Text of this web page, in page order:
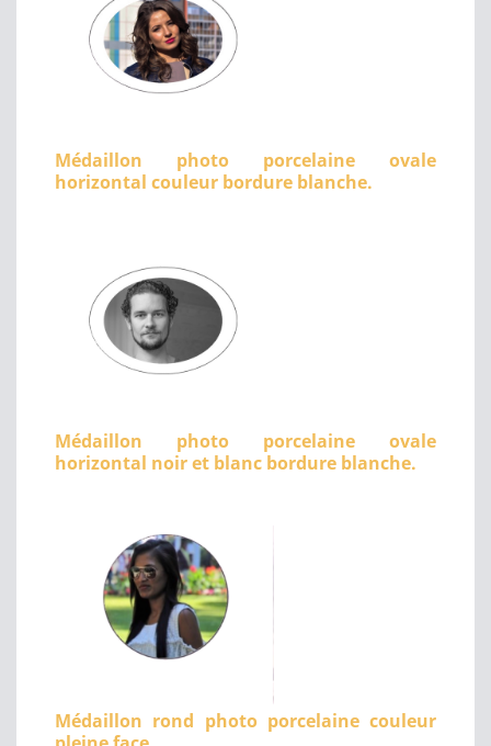
Médaillon photo porcelaine ovale
horizontal couleur bordure blanche.
Médaillon photo porcelaine ovale
horizontal noir et blanc bordure blanche.
Médaillon rond photo porcelaine couleur